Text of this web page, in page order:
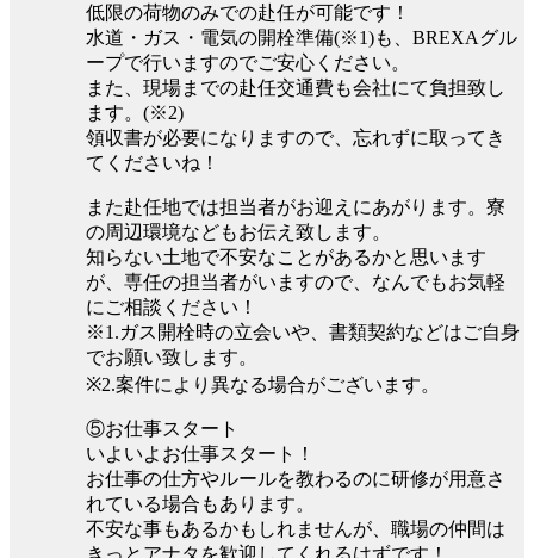
低限の荷物のみでの赴任が可能です！
水道・ガス・電気の開栓準備(※1)も、BREXAグル
ープで行いますのでご安心ください。
また、現場までの赴任交通費も会社にて負担致し
ます。(※2)
領収書が必要になりますので、忘れずに取ってき
てくださいね！
また赴任地では担当者がお迎えにあがります。寮
の周辺環境などもお伝え致します。
知らない土地で不安なことがあるかと思います
が、専任の担当者がいますので、なんでもお気軽
にご相談ください！
※1.ガス開栓時の立会いや、書類契約などはご自身
でお願い致します。
※2.案件により異なる場合がございます。
⑤お仕事スタート
いよいよお仕事スタート！
お仕事の仕方やルールを教わるのに研修が用意さ
れている場合もあります。
不安な事もあるかもしれませんが、職場の仲間は
きっとアナタを歓迎してくれるはずです！